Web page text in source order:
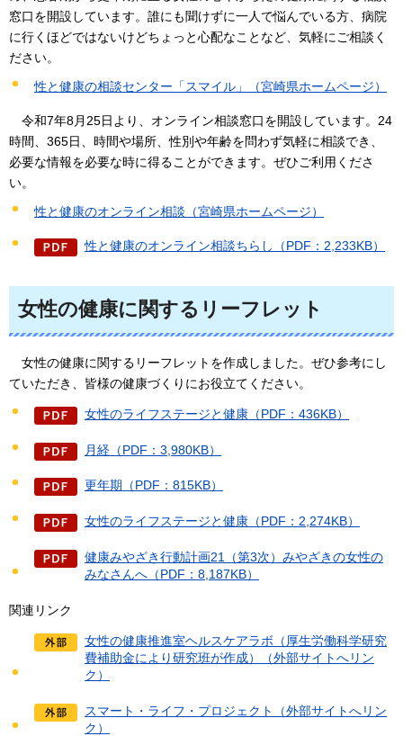
窓口を開設しています。誰にも聞けずに一人で悩んでいる方、病院
に行くほどではないけどちょっと心配なことなど、気軽にご相談く
ださい。
性と健康の相談センター「スマイル」（宮崎県ホームページ）
令和7年8月25日より、オンライン相談窓口を開設しています。24
時間、365日、時間や場所、性別や年齢を問わず気軽に相談でき、
必要な情報を必要な時に得ることができます。ぜひご利用くださ
い。
性と健康のオンライン相談（宮崎県ホームページ）
性と健康のオンライン相談ちらし（PDF：2,233KB）
女性の健康に関するリーフレット
女性の健康に関するリーフレットを作成しました。ぜひ参考にし
ていただき、皆様の健康づくりにお役立てください。
女性のライフステージと健康（PDF：436KB）
月経（PDF：3,980KB）
更年期（PDF：815KB）
女性のライフステージと健康（PDF：2,274KB）
健康みやざき行動計画21（第3次）みやざきの女性の
みなさんへ（PDF：8,187KB）
関連リンク
女性の健康推進室ヘルスケアラボ（厚生労働科学研究
費補助金により研究班が作成）（外部サイトへリン
ク）
スマート・ライフ・プロジェクト（外部サイトへリン
ク）